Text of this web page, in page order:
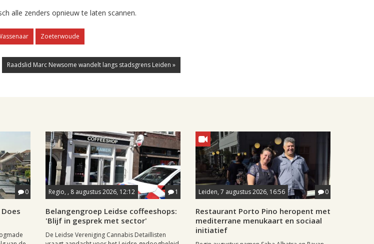
alle zenders opnieuw te laten scannen.
Zoeterwoude
Raadslid Marc Newsome wandelt langs stadsgrens Leiden »
0 Regio, , 8 augustus 2026, 12:12 1
Belangengroep Leidse coffeeshops:
'Blijf in gesprek met sector'
De Leidse Vereniging Cannabis Detaillisten
Leiden, 7 augustus 2026, 16:56 0
Restaurant Porto Pino heropent met
mediterrane menukaart en sociaal
initiatief